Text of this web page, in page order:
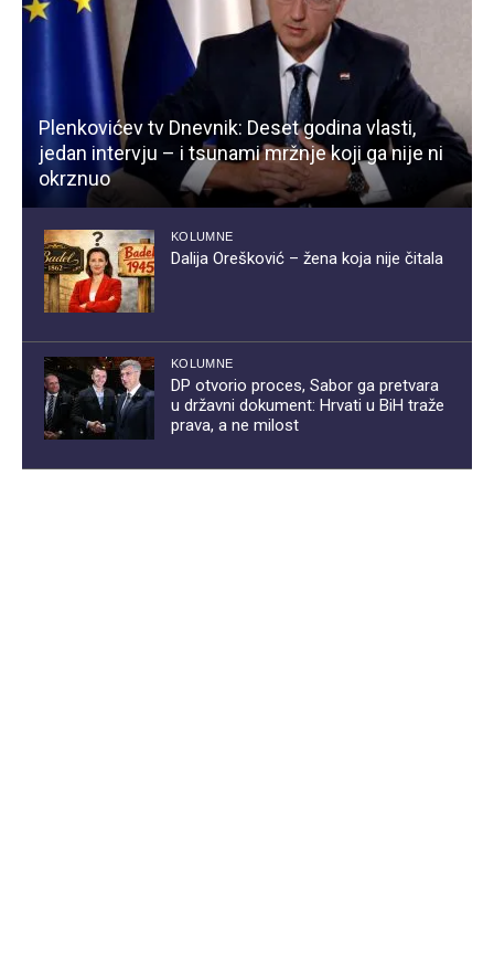
Plenkovićev tv Dnevnik: Deset godina vlasti,
jedan intervju – i tsunami mržnje koji ga nije ni
okrznuo
KOLUMNE
Dalija Orešković – žena koja nije čitala
KOLUMNE
DP otvorio proces, Sabor ga pretvara
u državni dokument: Hrvati u BiH traže
prava, a ne milost